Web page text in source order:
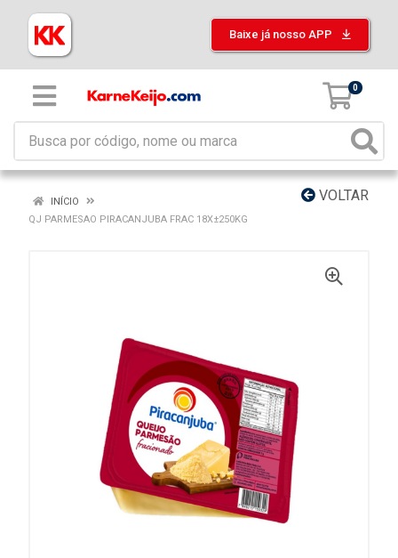
Baixe já nosso APP
0
VOLTAR
INÍCIO
QJ PARMESAO PIRACANJUBA FRAC 18X±250KG